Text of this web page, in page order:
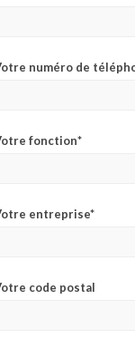
numéro de
fonction*
entreprise*
code postal